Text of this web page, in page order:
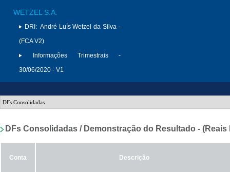
WETZEL S.A.
DRI: André Luís Wetzel da Silva -
(FCA V2)
Informações Trimestrais -
30/06/2020 - V1